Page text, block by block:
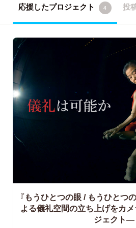
応援したプロジェクト 4 投
『もうひとつの眼 / もうひとつ
よる儀礼空間の立ち上げをカ
ジェクト―